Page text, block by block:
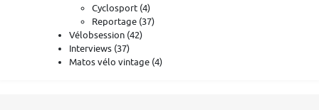
Cyclosport (4)
Reportage (37)
Vélobsession (42)
Interviews (37)
Matos vélo vintage (4)